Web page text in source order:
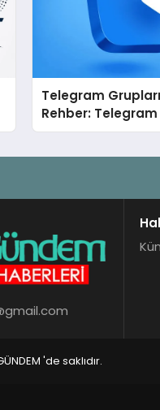
Telegram
Rehber: Telegram
Tek Tek
'de saklıdır.